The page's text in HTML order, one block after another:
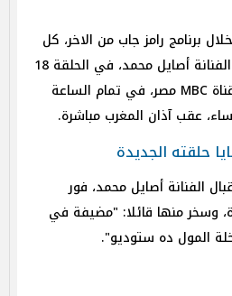
خلال برنامج رامز جاب من الاخر، كل
من الفنان حسن عسيري، والفنانة أصايل محمد، في الحلقة 18
من البرنامج، والمذاع على قناة MBC مصر، في تمام الساعة
عقب آذان المغرب مباشرة.
حلقته الجديدة
الفنانة أصايل محمد، فور
وسخر منها قائلا: "مضيفة في
المول ده ستوديو".